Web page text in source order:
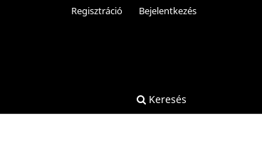
Keresés
Regisztráció Bejelentkezés